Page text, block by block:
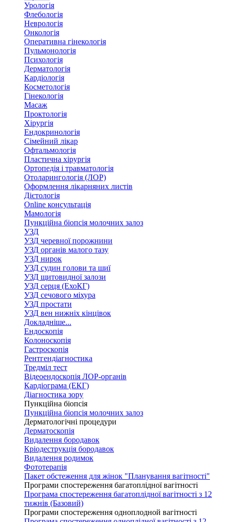
Урологія
Флебологія
Неврологія
Онкологія
Оперативна гінекологія
Пульмонологія
Психологія
Дерматологія
Кардіологія
Косметологія
Гінекологія
Масаж
Проктологія
Хірургія
Ендокринологія
Сімейний лікар
Офтальмологія
Пластична хірургія
Ортопедія і травматологія
Отоларингологія (ЛОР)
Оформлення лікарняних листів
Дієтологія
Online консультація
Мамологія
Пункційна біопсія молочних залоз
УЗД
УЗД черевної порожнини
УЗД органів малого тазу
УЗД нирок
УЗД судин голови та шиї
УЗД щитовидної залози
УЗД серця (ЕхоКГ)
УЗД сечового міхура
УЗД простати
УЗД вен нижніх кінцівок
Докладніше...
Ендоскопія
Колоноскопія
Гастроскопія
Рентгендіагностика
Тредміл тест
Відеоендоскопія ЛОР-органів
Кардіограма (ЕКГ)
Діагностика зору
Пункційна біопсія
Пункційна біопсія молочних залоз
Дерматологічні процедури
Дерматоскопія
Видалення бородавок
Кріодеструкція бородавок
Видалення родимок
Фототерапія
Пакет обстеження для жінок "Планування вагітності"
Програми спостереження багатоплідної вагітності
Програма спостереження багатоплідної вагітності з 12
тижнів (Базовий)
Програми спостереження одноплодной вагітності